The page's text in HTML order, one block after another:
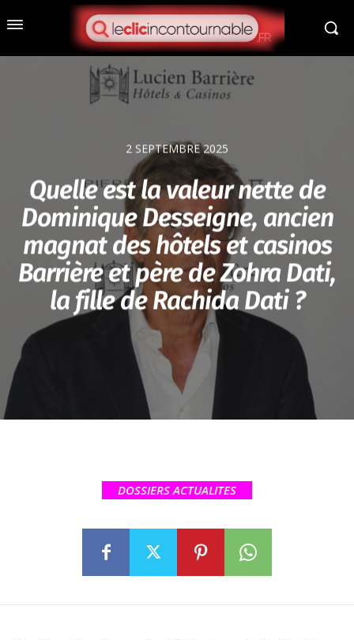
2 SEPTEMBRE 2025
Quelle est la valeur nette de
Dominique Desseigne, ancien
magnat des hôtels et casinos
Barrière et père de Zohra Dati,
la fille de Rachida Dati ?
DOSSIERS ACTUALITES